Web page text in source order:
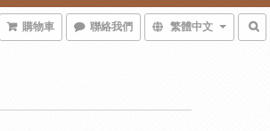
購物車 聯絡我們 繁體中文